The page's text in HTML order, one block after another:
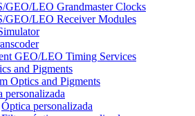
GEO/LEO Grandmaster Clocks
GEO/LEO Receiver Modules
GEO/LEO Timing Services
and Pigments
Optics and Pigments
personalizada
Óptica personalizada